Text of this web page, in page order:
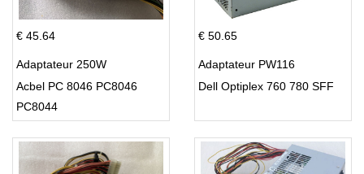
€ 45.64
Adaptateur 250W
Acbel PC 8046 PC8046
PC8044
€ 50.65
Adaptateur PW116
Dell Optiplex 760 780 SFF